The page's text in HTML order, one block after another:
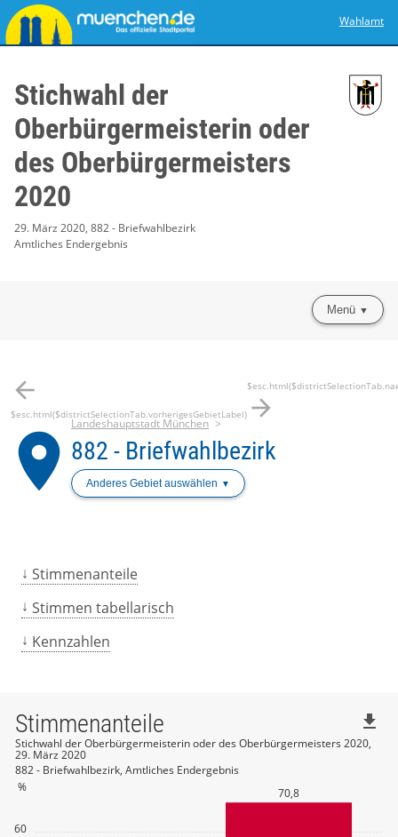
Wahlamt
Stichwahl der
Oberbürgermeisterin oder
des Oberbürgermeisters
2020
29. März 2020, 882 - Briefwahlbezirk
Amtliches Endergebnis
Menü
arrow_back
$esc.html($districtSelectionTab.vorherigesGebietLabel) arrow_forward
place
Landeshauptstadt München
882 - Briefwahlbezirk
Anderes Gebiet auswählen
Stimmenanteile
Stimmen tabellarisch
Kennzahlen
60
% 70,8
Stimmenanteile
Stichwahl der Oberbürgermeisterin oder des Oberbürgermeisters 2020,
29. März 2020
882 - Briefwahlbezirk, Amtliches Endergebnis
file_download